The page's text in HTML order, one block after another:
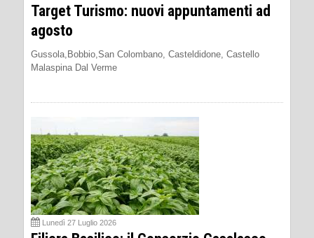
Target Turismo: nuovi appuntamenti ad
agosto
Gussola,Bobbio,San Colombano, Casteldidone, Castello
Malaspina Dal Verme
Lunedì 27 Luglio 2026